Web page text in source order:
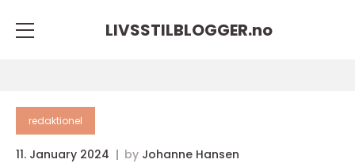
LIVSSTILBLOGGER.no
redaktionel
11. January 2024 by Johanne Hansen